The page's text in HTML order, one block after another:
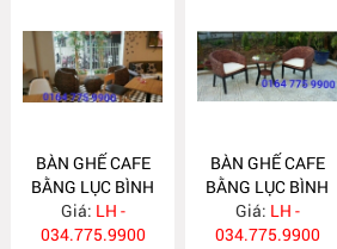
BÀN GHẾ CAFE
BẰNG LỤC BÌNH
LB29
Giá: LH -
034.775.9900
BÀN GHẾ CAFE
BẰNG LỤC BÌNH
LB28
Giá: LH -
034.775.9900